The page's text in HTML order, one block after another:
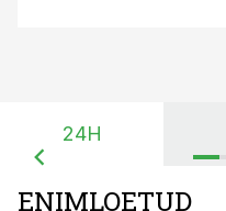
24H
ENIMLOETUD